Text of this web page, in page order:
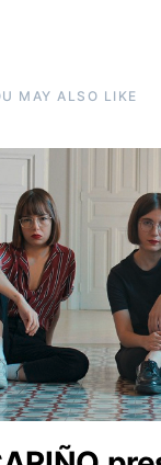
MAY ALSO LIKE